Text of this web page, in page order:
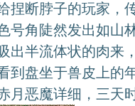
捏断脖子的玩家，
号角陡然发出如山
出半流体状的肉来
到盘坐于兽皮上的
月恶魔详细，三天